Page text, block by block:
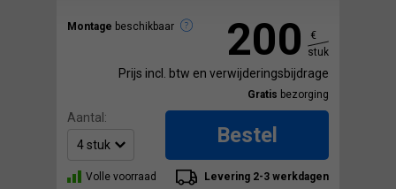
Montage beschikbaar 200
€
stuk
Prijs incl. btw en verwijderingsbijdrage
Gratis bezorging
Aantal:
Bestel
Volle voorraad Levering 2-3 werkdagen